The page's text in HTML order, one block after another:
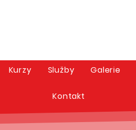
Kurzy Služby Galerie
Kontakt